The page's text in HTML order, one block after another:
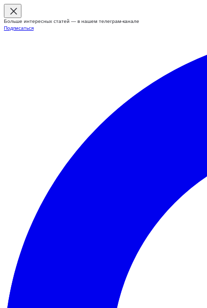
Больше интересных статей — в нашем телеграм-канале
Подписаться